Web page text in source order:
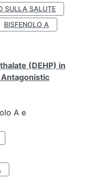
SULLA SALUTE
BISFENOLO A
(DEHP) in
A e